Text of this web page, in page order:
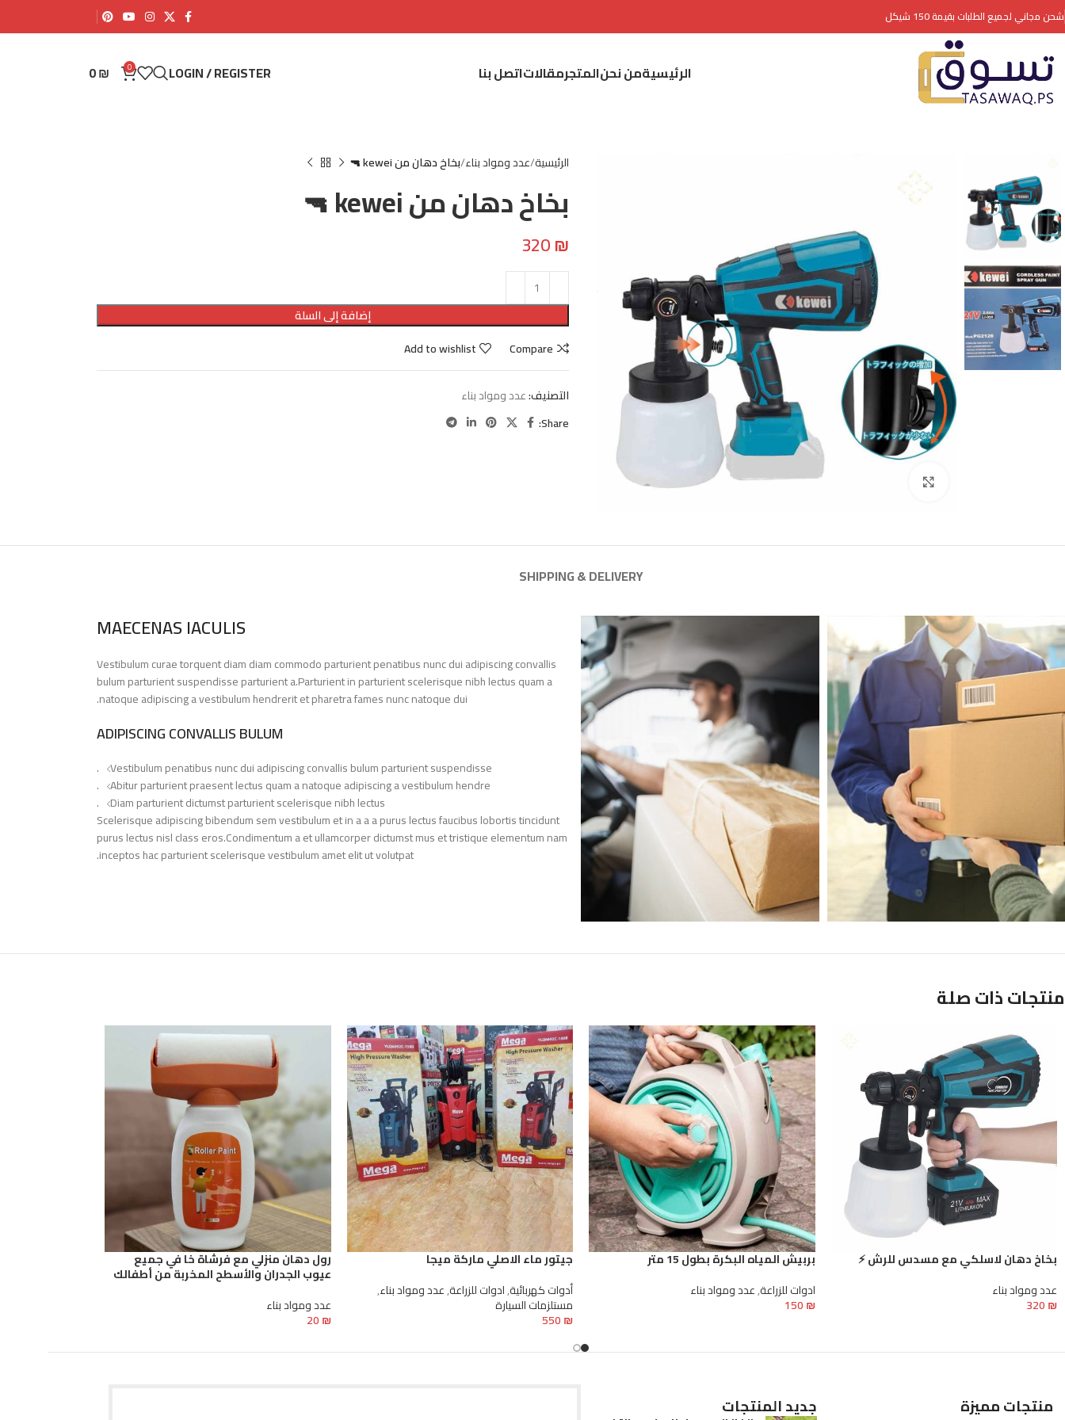
شحن مجاني لجميع الطلبات بقيمة 150 شيكل
الرئيسيةمن نحنالمتجرمقالاتاتصل بنا LOGIN / REGISTER
0
0₪
الرئيسية عدد ومواد بناء بخاخ دهان من kewei 🔫
بخاخ دهان من kewei 🔫
320₪
إضافة إلى السلة
Compare
Add to wishlist
التصنيف:عدد ومواد بناء
Share:
SHIPPING & DELIVERY
MAECENAS IACULIS
Vestibulum curae torquent diam diam commodo parturient penatibus nunc dui adipiscing convallis
bulum parturient suspendisse parturient a.Parturient in parturient scelerisque nibh lectus quam a
natoque adipiscing a vestibulum hendrerit et pharetra fames nunc natoque dui.
ADIPISCING CONVALLIS BULUM
Vestibulum penatibus nunc dui adipiscing convallis bulum parturient suspendisse.
Abitur parturient praesent lectus quam a natoque adipiscing a vestibulum hendre.
Diam parturient dictumst parturient scelerisque nibh lectus.
Scelerisque adipiscing bibendum sem vestibulum et in a a a purus lectus faucibus lobortis tincidunt
purus lectus nisl class eros.Condimentum a et ullamcorper dictumst mus et tristique elementum nam
inceptos hac parturient scelerisque vestibulum amet elit ut volutpat.
منتجات ذات صلة
بخاخ دهان لاسلكي مع مسدس للرش ⚡️
عدد ومواد بناء
320₪
بربيش المياه البكرة بطول 15 متر
ادوات للزراعة,عدد ومواد بناء
150₪
جيتور ماء الاصلي ماركة ميجا
أدوات كهربائية,ادوات للزراعة,عدد ومواد بناء,
مستلزمات السيارة
550₪
تحديد أحد الخيارات
رول دهان منزلي مع فرشاة خا في جميع
عيوب الجدران والأسطح المخربة من أطفالك
عدد ومواد بناء
20₪
إضافة إلى السلة إضافة إلى السلة
منتجات مميزة جديد المنتجات